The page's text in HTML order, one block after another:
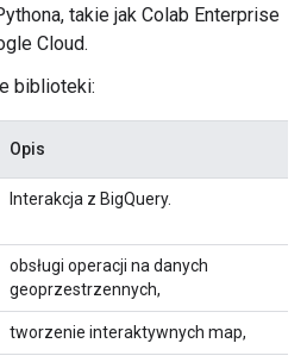
takie jak Colab Enterprise
Cloud.
biblioteki:
Opis
Interakcja z BigQuery.
obsługi operacji na danych
geoprzestrzennych,
tworzenie interaktywnych map,